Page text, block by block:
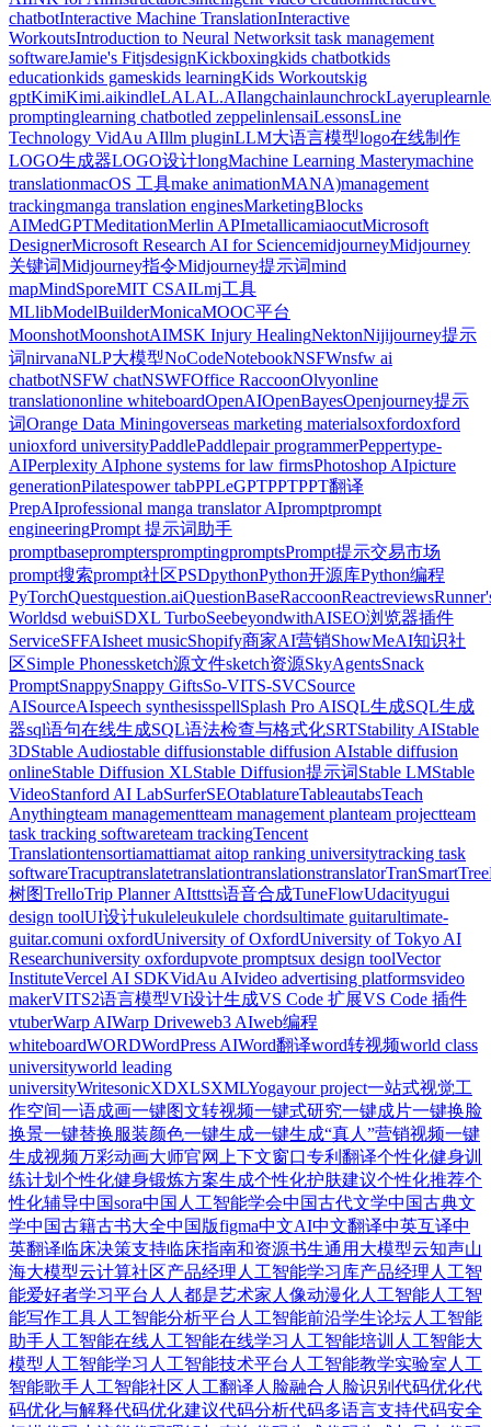
chatbotInteractive Machine TranslationInteractive
WorkoutsIntroduction to Neural Networksit task management
softwareJamie's FitjsdesignKickboxingkids chatbotkids
educationkids gameskids learningKids Workoutskig
gptKimiKimi.aikindleLALAL.AIlangchainlaunchrockLayeruplearn
promptinglearning chatbotled zeppelinlensaiLessonsLine
Technology VidAu AIllm pluginLLM大语言模型logo在线制作
LOGO生成器LOGO设计longMachine Learning Masterymachine
translationmacOS 工具make animationMANA)management
trackingmanga translation enginesMarketingBlocks
AIMedGPTMeditationMerlin APImetallicamiaocutMicrosoft
DesignerMicrosoft Research AI for SciencemidjourneyMidjourney
关键词Midjourney指令Midjourney提示词mind
mapMindSporeMIT CSAILmj工具
MLlibModelBuilderMonicaMOOC平台
MoonshotMoonshotAIMSK Injury HealingNektonNijijourney提示
词nirvanaNLP大模型NoCodeNotebookNSFWnsfw ai
chatbotNSFW chatNSWFOffice RaccoonOlvyonline
translationonline whiteboardOpenAIOpenBayesOpenjourney提示
词Orange Data Miningoverseas marketing materialsoxfordoxford
unioxford universityPaddlePaddlepair programmerPeppertype-
AIPerplexity AIphone systems for law firmsPhotoshop AIpicture
generationPilatespower tabPPLeGPTPPTPPT翻译
PrepAIprofessional manga translator AIpromptprompt
engineeringPrompt 提示词助手
promptbaseprompterspromptingpromptsPrompt提示交易市场
prompt搜索prompt社区PSDpythonPython开源库Python编程
PyTorchQuestquestion.aiQuestionBaseRaccoonReactreviews
Worldsd webuiSDXL TurboSeebeyondwithAISEO浏览器插件
ServiceSFFAIsheet musicShopify商家AI营销ShowMeAI知识社
区Simple Phonessketch源文件sketch资源SkyAgentsSnack
PromptSnappySnappy GiftsSo-VITS-SVCSource
AISourceAIspeech synthesisspellSplash Pro AISQL生成SQL生成
器sql语句在线生成SQL语法检查与格式化SRTStability AIStable
3DStable Audiostable diffusionstable diffusion AIstable diffusion
onlineStable Diffusion XLStable Diffusion提示词Stable LMStable
VideoStanford AI LabSurferSEOtablatureTableautabsTeach
Anythingteam managementteam management planteam projectteam
task tracking softwareteam trackingTencent
Translationtensortiamattiamat aitop ranking universitytracking task
softwareTracuptranslatetranslationtranslationstranslatorTranSmart
树图TrelloTrip Planner AIttstts语音合成TuneFlowUdacityugui
design toolUI设计ukuleleukulele chordsultimate guitarultimate-
guitar.comuni oxfordUniversity of OxfordUniversity of Tokyo AI
Researchuniversity oxfordupvote promptsux design toolVector
InstituteVercel AI SDKVidAu AIvideo advertising platformsvideo
makerVITS2语言模型VI设计生成VS Code 扩展VS Code 插件
vtuberWarp AIWarp Driveweb3 AIweb编程
whiteboardWORDWordPress AIWord翻译word转视频world class
universityworld leading
universityWritesonicXDXLSXMLYogayour project一站式视觉工
作空间一语成画一键图文转视频一键式研究一键成片一键换脸
换景一键替换服装颜色一键生成一键生成“真人”营销视频一键
生成视频万彩动画大师官网 上下文窗口专利翻译个性化健身训
练计划 个性化健身锻炼方案生成个性化护肤建议个性化推荐个
性化辅导中国sora中国人工智能学会中国古代文学中国古典文
学中国古籍古书大全中国版figma中文AI中文翻译中英互译中
英翻译临床决策支持临床指南和资源书生通用大模型云知声山
海大模型云计算社区产品经理人工智能学习库产品经理人工智
能爱好者学习平台 人人都是艺术家 人像动漫化人工智能人工智
能写作工具人工智能分析平台 人工智能前沿学生论坛人工智能
助手人工智能在线人工智能在线学习 人工智能培训 人工智能大
模型 人工智能学习 人工智能技术平台 人工智能教学实验室 人工
智能歌手人工智能社区 人工翻译 人脸融合 人脸识别 代码优化代
码优化与解释代码优化建议代码分析代码多语言支持代码安全